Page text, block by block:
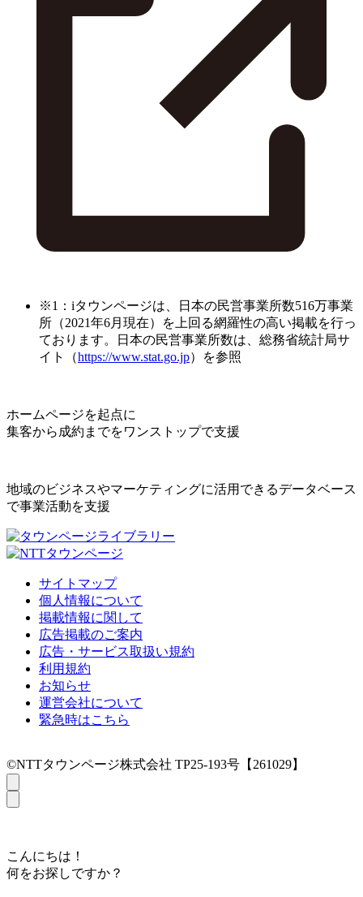
※1：iタウンページは、日本の民営事業所数516万事業
所（2021年6月現在）を上回る網羅性の高い掲載を行っ
ております。日本の民営事業所数は、総務省統計局サ
イト（https://www.stat.go.jp）を参照
ホームページを起点に
集客から成約までをワンストップで支援
地域のビジネスやマーケティングに活用できるデータベース
で事業活動を支援
サイトマップ
個人情報について
掲載情報に関して
広告掲載のご案内
広告・サービス取扱い規約
利用規約
お知らせ
運営会社について
緊急時はこちら
©NTTタウンページ株式会社 TP25-193号【261029】
こんにちは！
何をお探しですか？